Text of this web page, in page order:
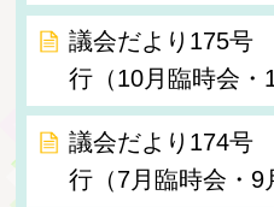
議会だより175号
行（10月臨時会・
議会だより174号
行（7月臨時会・9